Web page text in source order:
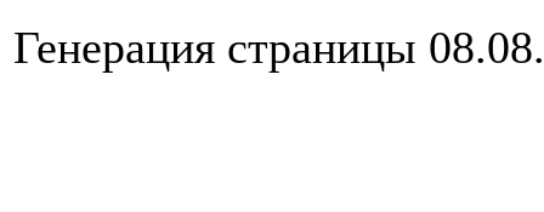
Генерация страницы